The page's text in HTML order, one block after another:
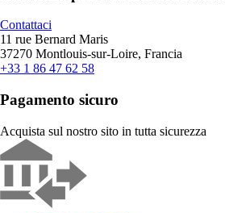
Contattaci
11 rue Bernard Maris
37270 Montlouis-sur-Loire, Francia
+33 1 86 47 62 58
Pagamento sicuro
Acquista sul nostro sito in tutta sicurezza